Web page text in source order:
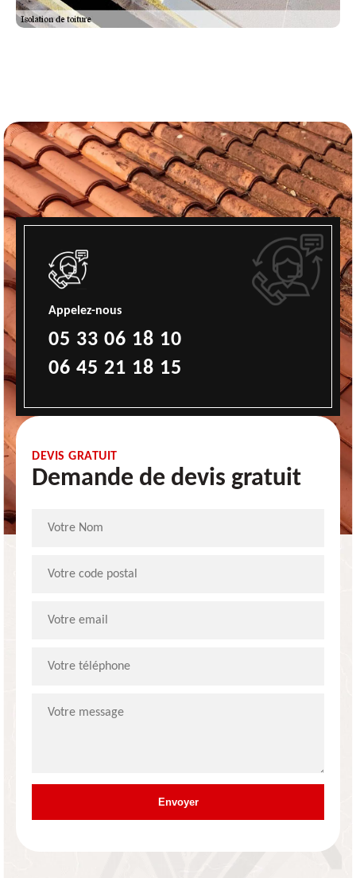
Appelez-nous
05 33 06 18 10
06 45 21 18 15
DEVIS GRATUIT
Demande de devis gratuit